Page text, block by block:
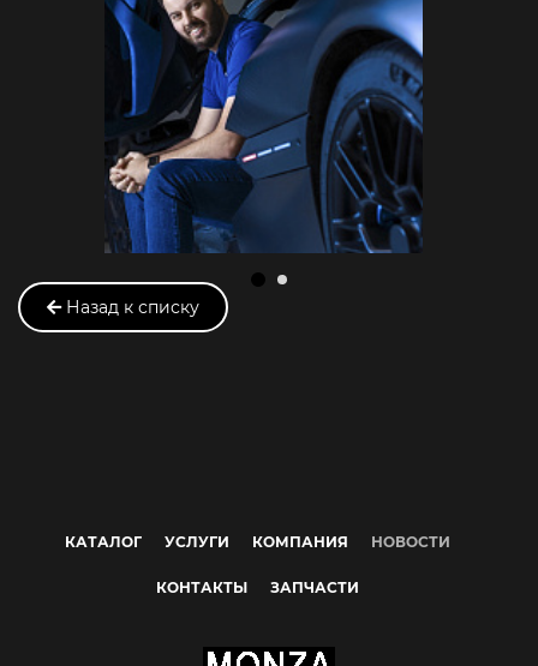
Назад к списку
КАТАЛОГ УСЛУГИ КОМПАНИЯ НОВОСТИ
КОНТАКТЫ ЗАПЧАСТИ